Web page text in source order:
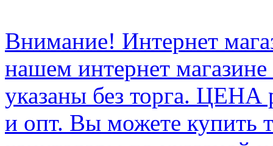
Внимание! Интернет
нашем интернет
указаны без торга.
и опт. Вы можете купить